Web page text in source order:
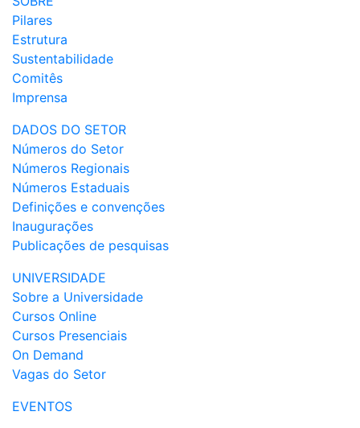
Pilares
Estrutura
Sustentabilidade
Comitês
Imprensa
DADOS DO SETOR
Números do Setor
Números Regionais
Números Estaduais
Definições e convenções
Inaugurações
Publicações de pesquisas
UNIVERSIDADE
Sobre a Universidade
Cursos Online
Cursos Presenciais
On Demand
Vagas do Setor
EVENTOS